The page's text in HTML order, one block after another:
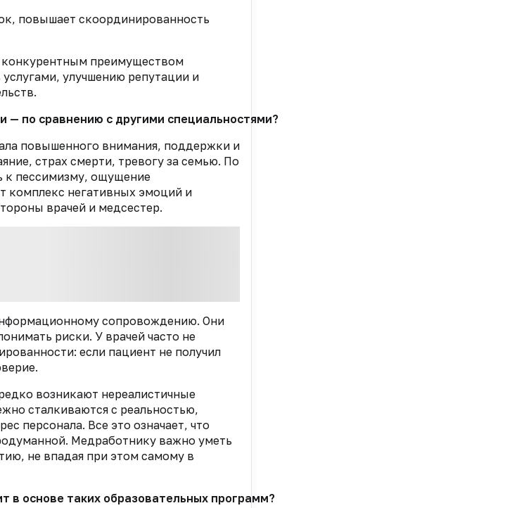
повышает скоординированность
конкурентным преимуществом
улучшению репутации и
— по сравнению с другими специальностями?
повышенного внимания, поддержки и
страх смерти, тревогу за семью. По
к пессимизму, ощущение
комплекс негативных эмоций и
врачей и медсестер.
сопровождению. Они
риски. У врачей часто не
если пациент не получил
возникают нереалистичные
сталкиваются с реальностью,
персонала. Все это означает, что
Медработнику важно уметь
не впадая при этом самому в
основе таких образовательных программ?